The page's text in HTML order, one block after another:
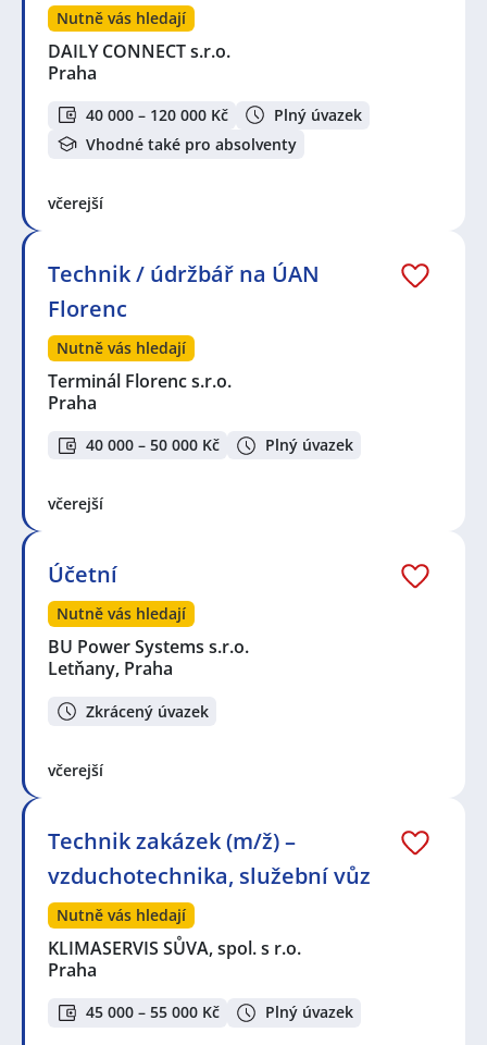
Nutně vás hledají
DAILY CONNECT s.r.o.
Praha
40 000 – 120 000 Kč
Plný úvazek
Vhodné také pro absolventy
včerejší
Technik / údržbář na ÚAN
Florenc
Nutně vás hledají
Terminál Florenc s.r.o.
Praha
40 000 – 50 000 Kč Plný úvazek
včerejší
Účetní
Nutně vás hledají
BU Power Systems s.r.o.
Letňany, Praha
Zkrácený úvazek
včerejší
Technik zakázek (m/ž) –
vzduchotechnika, služební vůz
Nutně vás hledají
KLIMASERVIS SŮVA, spol. s r.o.
Praha
45 000 – 55 000 Kč Plný úvazek